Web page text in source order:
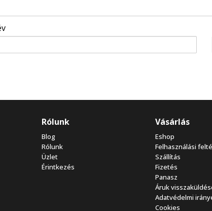
Rólunk
Blog
Rólunk
Üzlet
Érintkezés
Vásárlás
Eshop
Felhasználási
Szállítás
Fizetés
Panasz
Áruk
Adatvédelmi
Cookies